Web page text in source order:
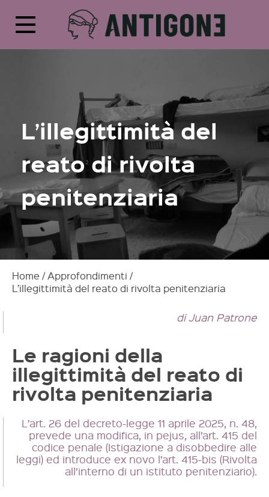
L’illegittimità del
reato di rivolta
penitenziaria
Home / Approfondimenti /
L’illegittimità del reato di rivolta penitenziaria
di Juan Patrone
Le ragioni della
illegittimità del reato di
rivolta penitenziaria
L’art. 26 del decreto-legge 11 aprile 2025, n. 48,
prevede una modifica, in pejus, all’art. 415 del
codice penale (Istigazione a disobbedire alle
leggi) ed introduce ex novo l’art. 415-bis (Rivolta
all’interno di un istituto penitenziario).